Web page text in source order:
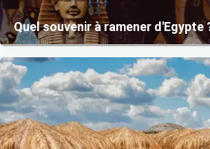
Quel souvenir à ramener d'Egypte